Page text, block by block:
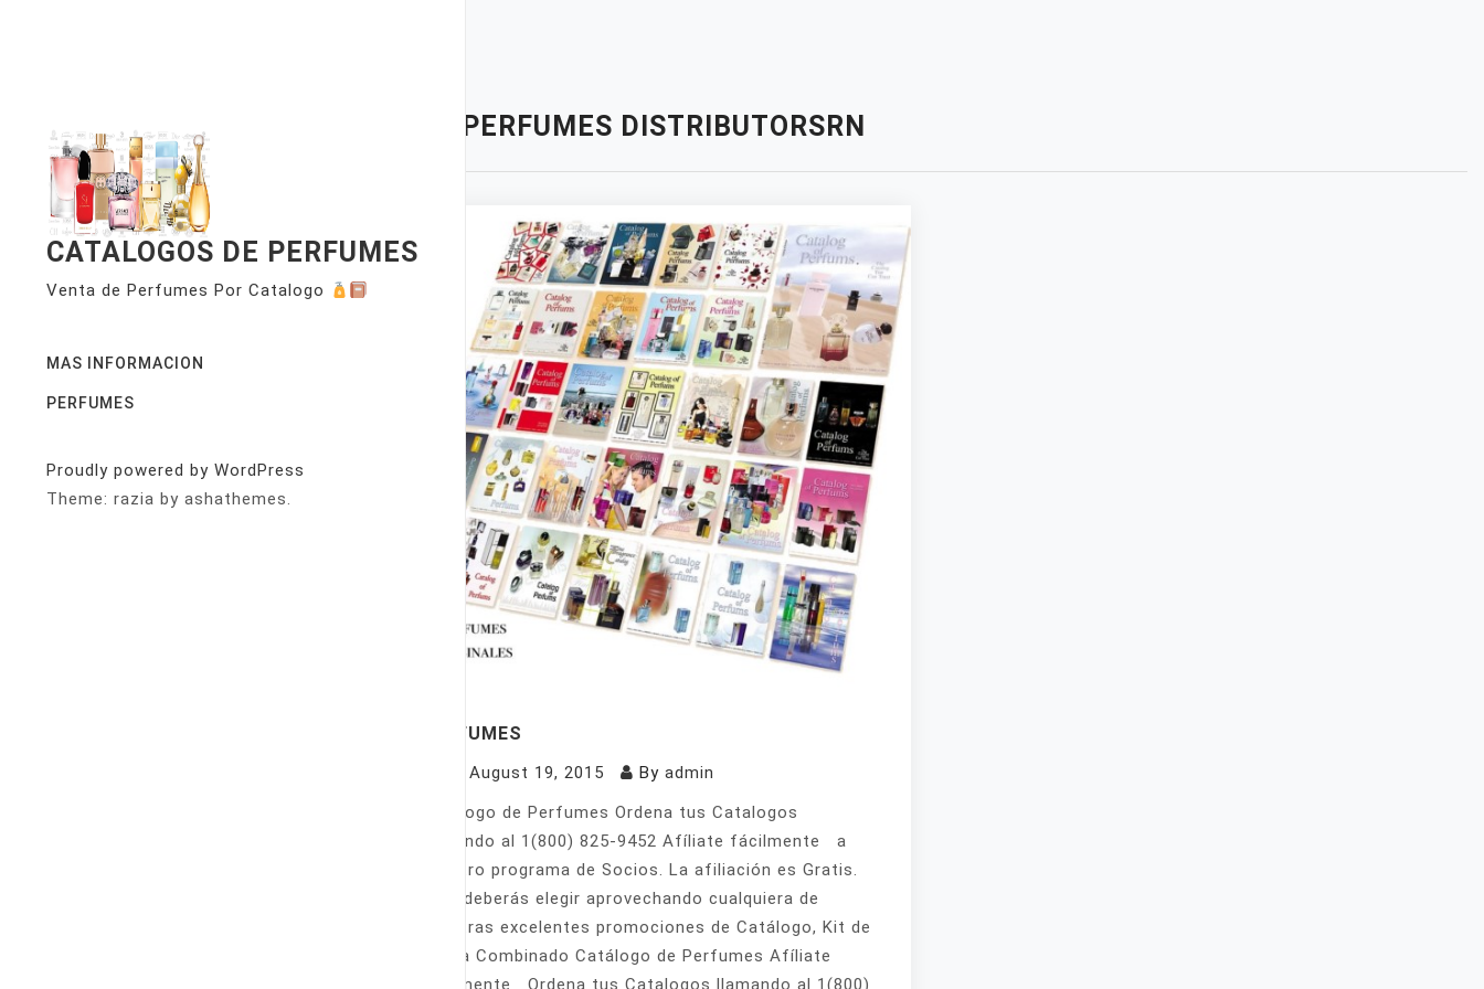
CATALOGOS DE PERFUMES
Venta de Perfumes Por Catalogo
MAS INFORMACION
PERFUMES
Proudly powered by WordPress
Theme: razia by ashathemes.
PERFUMES DISTRIBUTORSRN
PERFUMES
August 19, 2015 By admin
Catálogo de Perfumes Ordena tus Catalogos
llamando al 1(800) 825-9452 Afíliate fácilmente a
nuestro programa de Socios. La afiliación es Gratis.
Sólo deberás elegir aprovechando cualquiera de
nuestras excelentes promociones de Catálogo, Kit de
Venta Combinado Catálogo de Perfumes Afíliate
fácilmente Ordena tus Catalogos llamando al 1(800)